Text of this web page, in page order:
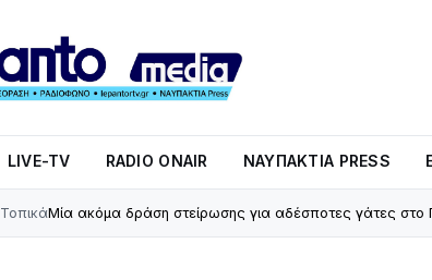
LIVE-TV RADIO ONAIR ΝΑΥΠΑΚΤΊΑ PRESS
ΤοπικάΜία ακόμα δράση στείρωσης για αδέσποτες γάτες στο